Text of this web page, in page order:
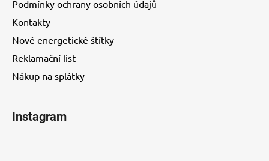
Podmínky ochrany osobních údajů
Kontakty
Nové energetické štítky
Reklamační list
Nákup na splátky
Instagram